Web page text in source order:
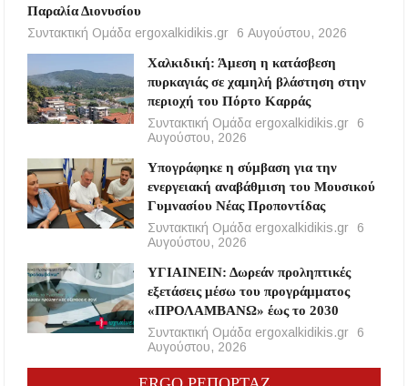
Παραλία Διονυσίου
Συντακτική Ομάδα ergoxalkidikis.gr
6 Αυγούστου, 2026
Χαλκιδική: Άμεση η κατάσβεση
πυρκαγιάς σε χαμηλή βλάστηση στην
περιοχή του Πόρτο Καρράς
Συντακτική Ομάδα ergoxalkidikis.gr
6
Αυγούστου, 2026
Υπογράφηκε η σύμβαση για την
ενεργειακή αναβάθμιση του Μουσικού
Γυμνασίου Νέας Προποντίδας
Συντακτική Ομάδα ergoxalkidikis.gr
6
Αυγούστου, 2026
ΥΓΙΑΙΝΕΙΝ: Δωρεάν προληπτικές
εξετάσεις μέσω του προγράμματος
«ΠΡΟΛΑΜΒΑΝΩ» έως το 2030
Συντακτική Ομάδα ergoxalkidikis.gr
6
Αυγούστου, 2026